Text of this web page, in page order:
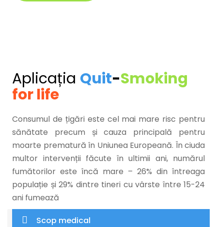
Aplicația Quit-Smoking
for life
Consumul de țigări este cel mai mare risc pentru
sănătate precum și cauza principală pentru
moarte prematură în Uniunea Europeană. În ciuda
multor intervenții făcute în ultimii ani, numărul
fumătorilor este încă mare – 26% din întreaga
populație și 29% dintre tineri cu vârste între 15-24
ani fumează
Scop medical